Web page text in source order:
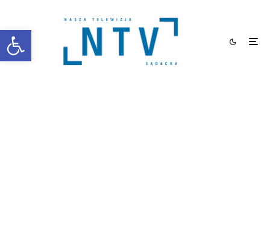
Otwórz pasek narzędzi